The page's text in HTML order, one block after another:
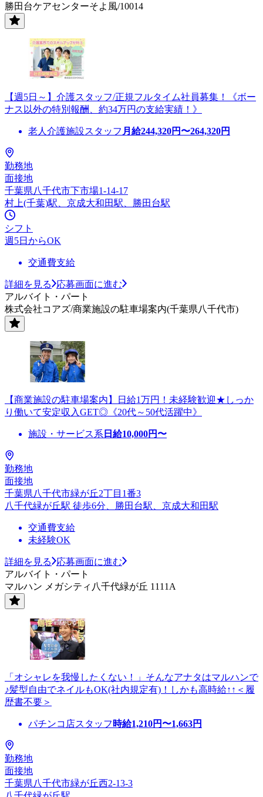
勝田台ケアセンターそよ風/10014
【週5日～】介護スタッフ/正規フルタイム社員募集！《ボー
ナス以外の特別報酬、約34万円の支給実績！》
老人介護施設スタッフ 月給244,320円〜264,320円
勤務地
面接地
千葉県八千代市下市場1-14-17
村上(千葉)駅、京成大和田駅、勝田台駅
シフト
週5日からOK
交通費支給
詳細を見る
応募画面に進む
アルバイト・パート
株式会社コアズ/商業施設の駐車場案内(千葉県八千代市)
【商業施設の駐車場案内】日給1万円！未経験歓迎★しっか
り働いて安定収入GET◎《20代～50代活躍中》
施設・サービス系 日給10,000円〜
勤務地
面接地
千葉県八千代市緑が丘2丁目1番3
八千代緑が丘駅 徒歩6分、勝田台駅、京成大和田駅
交通費支給
未経験OK
詳細を見る
応募画面に進む
アルバイト・パート
マルハン メガシティ八千代緑が丘 1111A
「オシャレを我慢したくない！」そんなアナタはマルハンで
♪髪型自由でネイルもOK(社内規定有)！しかも高時給↑↑＜履
歴書不要＞
パチンコ店スタッフ 時給1,210円〜1,663円
勤務地
面接地
千葉県八千代市緑が丘西2-13-3